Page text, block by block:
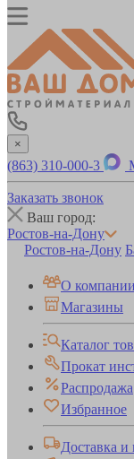
×
(863) 310-000-3
Заказать звонок
Ваш город:
Ростов-на-Дону
Ростов-на-Дону
О компании
Магазины
Каталог
Прокат
Распродажа
Избранное
Доставка и